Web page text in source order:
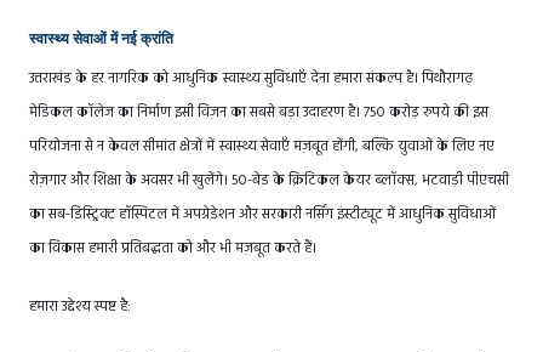
स्वास्थ्य सेवाओं में नई क्रांति
उत्तराखंड के हर नागरिक को आधुनिक स्वास्थ्य सुविधाएँ देना हमारा संकल्प है। पिथौरागढ़
मेडिकल कॉलेज का निर्माण इसी विज़न का सबसे बड़ा उदाहरण है। 750 करोड़ रुपये की इस
परियोजना से न केवल सीमांत क्षेत्रों में स्वास्थ्य सेवाएँ मज़बूत होंगी, बल्कि युवाओं के लिए नए
रोज़गार और शिक्षा के अवसर भी खुलेंगे। 50-बेड के क्रिटिकल केयर ब्लॉक्स, भटवाड़ी पीएचसी
का सब-डिस्ट्रिक्ट हॉस्पिटल में अपग्रेडेशन और सरकारी नर्सिंग इंस्टीट्यूट में आधुनिक सुविधाओं
का विकास हमारी प्रतिबद्धता को और भी मज़बूत करते हैं।
हमारा उद्देश्य स्पष्ट है: